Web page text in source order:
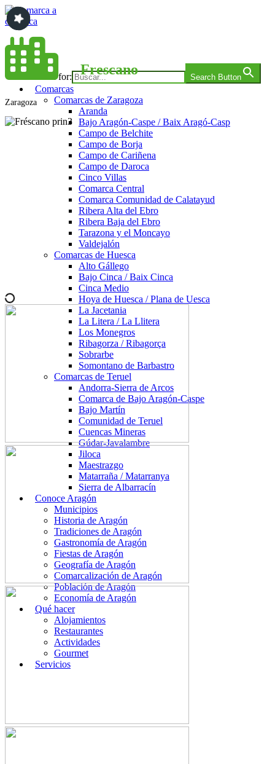
Saltar
al
contenido
Comarca a comarca
Search for: Search Button
Comarcas
Comarcas de Zaragoza
Aranda
Bajo Aragón-Caspe / Baix Aragó-Casp
Campo de Belchite
Campo de Borja
Campo de Cariñena
Campo de Daroca
Cinco Villas
Comarca Central
Comarca Comunidad de Calatayud
Ribera Alta del Ebro
Ribera Baja del Ebro
Tarazona y el Moncayo
Valdejalón
Comarcas de Huesca
Alto Gállego
Bajo Cinca / Baix Cinca
Cinca Medio
Hoya de Huesca / Plana de Uesca
La Jacetania
La Litera / La Llitera
Los Monegros
Ribagorza / Ribagorça
Sobrarbe
Somontano de Barbastro
Comarcas de Teruel
Andorra-Sierra de Arcos
Comarca de Bajo Aragón-Caspe
Bajo Martín
Comunidad de Teruel
Cuencas Mineras
Gúdar-Javalambre
Jiloca
Maestrazgo
Matarraña / Matarranya
Sierra de Albarracín
Conoce Aragón
Municipios
Historia de Aragón
Tradiciones de Aragón
Gastronomía de Aragón
Fiestas de Aragón
Geografía de Aragón
Comarcalización de Aragón
Población de Aragón
Economía de Aragón
Qué hacer
Alojamientos
Restaurantes
Actividades
Gourmet
Servicios
Frescano
Zaragoza